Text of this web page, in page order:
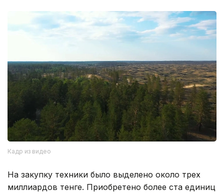
Кадр из видео
На закупку техники было выделено около трех
миллиардов тенге. Приобретено более ста единиц